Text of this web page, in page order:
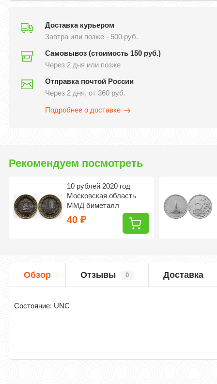
Доставка курьером
Завтра или позже - 500 руб.
Самовывоз (стоимость 150 руб.)
Через 2 дня или позже
Отправка почтой России
Через 2 дня, от 360 руб.
Подробнее о доставке
Рекомендуем посмотреть
10 рублей 2020 год
Московская область
ММД биметалл
40₽
Обзор Отзывы 0 Доставка
Состояние: UNC